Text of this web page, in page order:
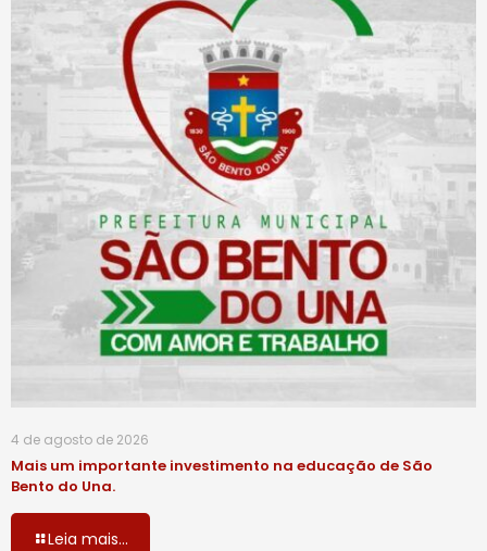
4 de agosto de 2026
Mais um importante investimento na educação de São
Bento do Una.
Leia mais...